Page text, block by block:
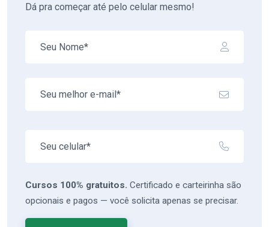
Dá pra começar até pelo celular mesmo!
Cursos 100% gratuitos. Certificado e carteirinha são
opcionais e pagos — você solicita apenas se precisar.